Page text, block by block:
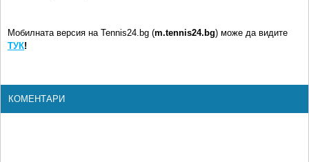
Мобилната версия на Tennis24.bg (m.tennis24.bg) може да видите
ТУК!
КОМЕНТАРИ